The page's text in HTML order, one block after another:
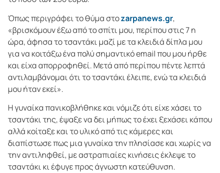
Όπως περιγράφει το θύμα στοzarpanews.gr,
«βρισκόμουν έξω από το σπίτι μου, περίπου στις 7 η
ώρα, άφησα το τσαντάκι μαζί με τα κλειδιά δίπλα μου
για να κοιτάξω ένα πολύ σημαντικό email που μου ήρθε
και είχα απορροφηθεί. Μετά από περίπου πέντε λεπτά
αντιλαμβάνομαι ότι το τσαντάκι έλειπε, ενώ τα κλειδιά
μου ήταν εκεί».
Η γυναίκα πανικοβλήθηκε και νόμιζε ότι είχε χάσει το
τσαντάκι της, έψαξε να δει μήπως το έχει ξεχάσει κάπου
αλλά κοίταξε και το υλικό από τις κάμερες και
διαπίστωσε πως μια γυναίκα την πλησίασε και χωρίς να
την αντιληφθεί, με αστραπιαίες κινήσεις έκλεψε το
τσαντάκι κι έφυγε προς άγνωστη κατεύθυνση.